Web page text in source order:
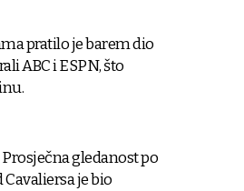
pratilo je barem dio
ABC i ESPN, što
gledanost po
je bio